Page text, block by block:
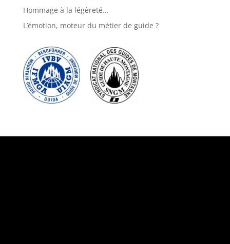
Hommage à la légèreté…
L’émotion, moteur du métier de guide ?